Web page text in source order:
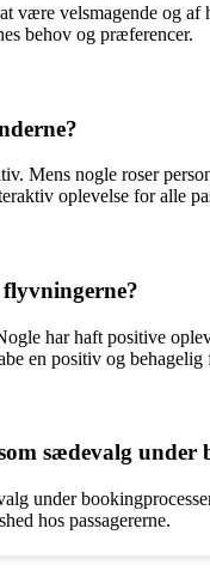
være velsmagende og
behov og præferencer.
Mens nogle roser
oplevelse for alle
flyvningerne?
har haft positive
en positiv og behagelig
sædevalg under
under
hos passagererne.